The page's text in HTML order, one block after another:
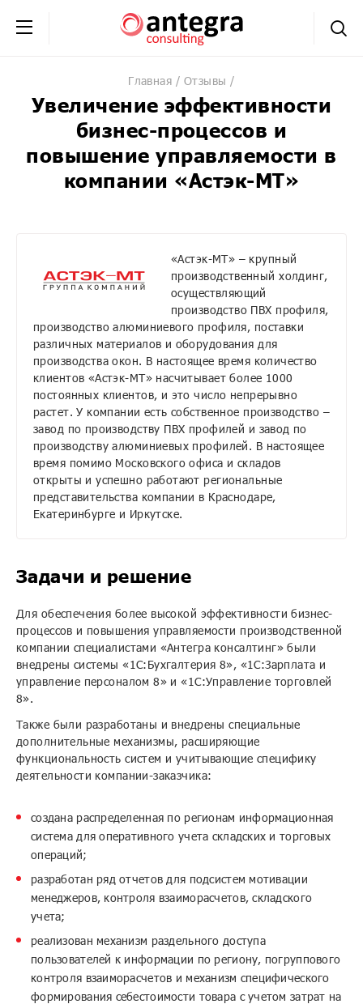
+7 (495) 230-20-02
обратная связь
Главная Отзывы
Увеличение эффективности
бизнес-процессов и
повышение управляемости в
компании «Астэк-МТ»
«Астэк-МТ» – крупный
производственный холдинг,
осуществляющий
производство ПВХ профиля,
производство алюминиевого профиля, поставки
различных материалов и оборудования для
производства окон. В настоящее время количество
клиентов «Астэк-МТ» насчитывает более 1000
постоянных клиентов, и это число непрерывно
растет. У компании есть собственное производство –
завод по производству ПВХ профилей и завод по
производству алюминиевых профилей. В настоящее
время помимо Московского офиса и складов
открыты и успешно работают региональные
представительства компании в Краснодаре,
Екатеринбурге и Иркутске.
Задачи и решение
Для обеспечения более высокой эффективности бизнес-
процессов и повышения управляемости производственной
компании специалистами «Антегра консалтинг» были
внедрены системы «1С:Бухгалтерия 8», «1С:Зарплата и
управление персоналом 8» и «1С:Управление торговлей
8».
Также были разработаны и внедрены специальные
дополнительные механизмы, расширяющие
функциональность систем и учитывающие специфику
деятельности компании-заказчика:
создана распределенная по регионам информационная
система для оперативного учета складских и торговых
операций;
разработан ряд отчетов для подсистем мотивации
менеджеров, контроля взаиморасчетов, складского
учета;
реализован механизм раздельного доступа
пользователей к информации по региону, погруппового
контроля взаиморасчетов и механизм специфического
формирования себестоимости товара с учетом затрат на